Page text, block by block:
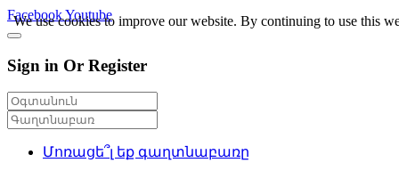
FacebookYoutube
Sign in Or Register
Մոռացե՞լ եք գաղտնաբառը
We use cookies to improve our website. By continuing to use this